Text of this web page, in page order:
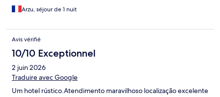
Arzu, séjour de 1 nuit
Avis vérifié
10/10 Exceptionnel
2 juin 2026
Traduire avec Google
Um hotel rústico.Atendimento maravilhoso localização excelente